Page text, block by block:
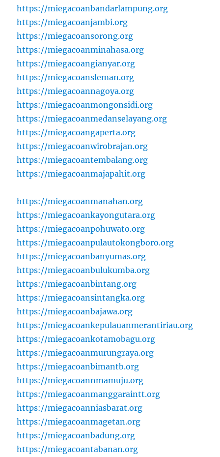
https://miegacoanbandarlampung.org
https://miegacoanjambi.org
https://miegacoansorong.org
https://miegacoanminahasa.org
https://miegacoangianyar.org
https://miegacoansleman.org
https://miegacoannagoya.org
https://miegacoanmongonsidi.org
https://miegacoanmedanselayang.org
https://miegacoangaperta.org
https://miegacoanwirobrajan.org
https://miegacoantembalang.org
https://miegacoanmajapahit.org
https://miegacoanmanahan.org
https://miegacoankayongutara.org
https://miegacoanpohuwato.org
https://miegacoanpulautokongboro.org
https://miegacoanbanyumas.org
https://miegacoanbulukumba.org
https://miegacoanbintang.org
https://miegacoansintangka.org
https://miegacoanbajawa.org
https://miegacoankepulauanmerantiriau.org
https://miegacoankotamobagu.org
https://miegacoanmurungraya.org
https://miegacoanbimantb.org
https://miegacoannmamuju.org
https://miegacoanmanggaraintt.org
https://miegacoanniasbarat.org
https://miegacoanmagetan.org
https://miegacoanbadung.org
https://miegacoantabanan.org